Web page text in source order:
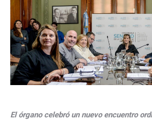
El órgano celebró un nuevo encuentro